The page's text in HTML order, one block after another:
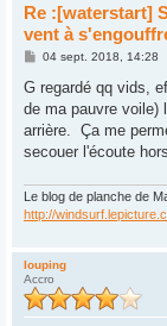
Re :[waterstart]
vent à
M
s
a
g
04 sept. 2018, 14:28
G regardé qq vids,
de ma pauvre voile)
arrière. Ça me
secouer l'écoute
Le blog de planche de
http://
louping
Accro